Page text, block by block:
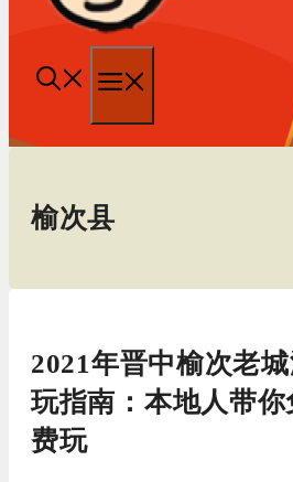
单
榆次县
2021年晋中榆次老
玩指南：本地人带你
费玩